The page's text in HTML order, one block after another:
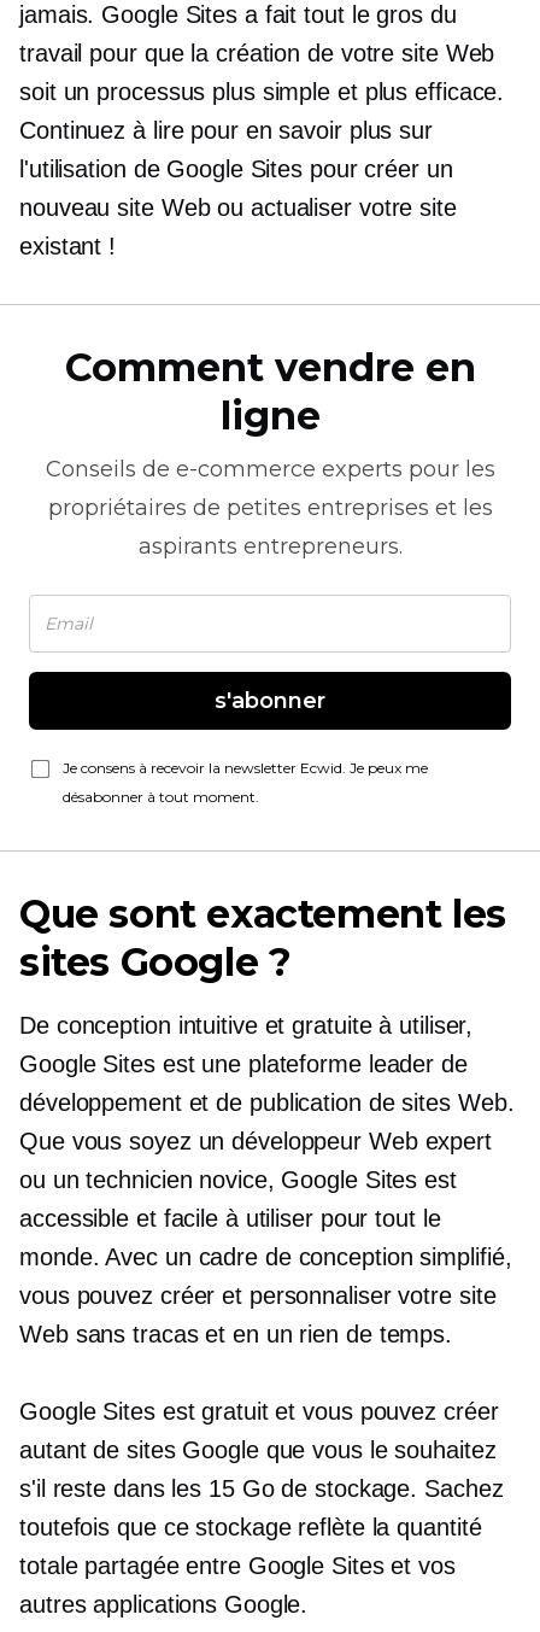
jamais. Google Sites a fait tout le gros du
travail pour que la création de votre site Web
soit un processus plus simple et plus efficace.
Continuez à lire pour en savoir plus sur
l'utilisation de Google Sites pour créer un
nouveau site Web ou actualiser votre site
existant !
Comment vendre en
ligne
Conseils de e-commerce experts pour les
propriétaires de petites entreprises et les
aspirants entrepreneurs.
s'abonner
Je consens à recevoir la newsletter Ecwid. Je peux me
désabonner à tout moment.
Que sont exactement les
sites Google ?
De conception intuitive et gratuite à utiliser,
Google Sites est une plateforme leader de
développement et de publication de sites Web.
Que vous soyez un développeur Web expert
ou un technicien novice, Google Sites est
accessible et facile à utiliser pour tout le
monde. Avec un cadre de conception simplifié,
vous pouvez créer et personnaliser votre site
Web sans tracas et en un rien de temps.
Google Sites est gratuit et vous pouvez créer
autant de sites Google que vous le souhaitez
s'il reste dans les 15 Go de stockage. Sachez
toutefois que ce stockage reflète la quantité
totale partagée entre Google Sites et vos
autres applications Google.